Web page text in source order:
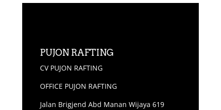
PUJON RAFTING
CV PUJON RAFTING
OFFICE PUJON RAFTING
Jalan Brigjend Abd Manan Wijaya 619